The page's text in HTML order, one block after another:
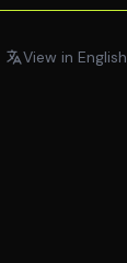
View in English